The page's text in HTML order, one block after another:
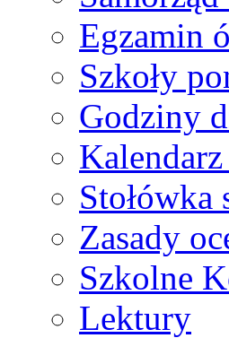
Egzamin
Szkoły
Godziny
Stołówka
Zasady
Szkolne
Lektury